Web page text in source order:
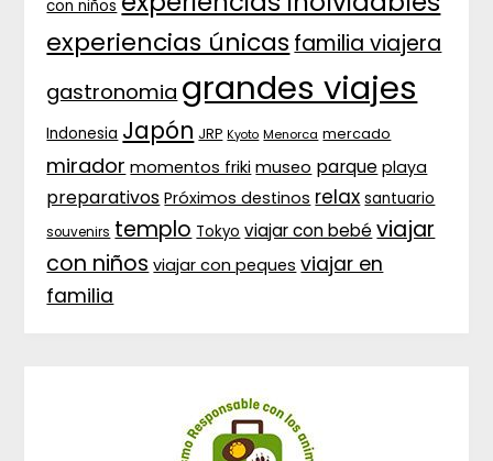
con niños
experiencias únicas familia viajera
gastronomia grandes viajes
Indonesia Japón JRP Kyoto Menorca mercado
mirador momentos friki museo parque playa
preparativos Próximos destinos relax santuario
souvenirs templo Tokyo viajar con bebé viajar
con niños viajar con peques viajar en
familia